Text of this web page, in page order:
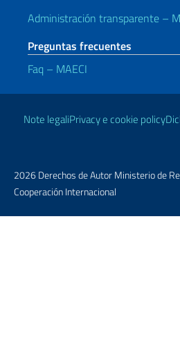
Administración transparente –
Preguntas frecuentes
Faq – MAECI
Enlaces útiles
Note legaliPrivacy e cookie policy
2026 Derechos de Autor Ministerio de
Cooperación Internacional